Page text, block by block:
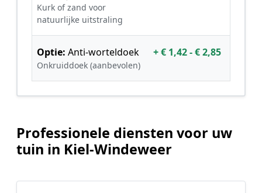
Kurk of zand voor
natuurlijke uitstraling
Optie: Anti-worteldoek
Onkruiddoek (aanbevolen)
+ € 1,42 - € 2,85
Professionele diensten voor uw
tuin in Kiel-Windeweer